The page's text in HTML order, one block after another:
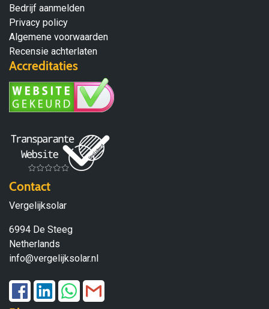
Bedrijf aanmelden
Privacy policy
Algemene voorwaarden
Recensie achterlaten
Accreditaties
Contact
Vergelijksolar
6994 De Steeg
Netherlands
info@vergelijksolar.nl